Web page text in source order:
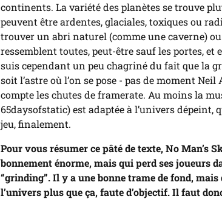
continents. La variété des planètes se trouve
peuvent être ardentes, glaciales, toxiques ou
trouver un abri naturel (comme une caverne)
ressemblent toutes, peut-être sauf les portes, et
suis cependant un peu chagriné du fait que la
soit l’astre où l’on se pose - pas de moment
compte les chutes de framerate. Au moins la
65daysofstatic) est adaptée à l’univers dépeint,
jeu, finalement.
Pour vous résumer ce pâté de texte, No Man’s
bonnement énorme, mais qui perd ses joueurs
“grinding”. Il y a une bonne trame de fond, mais
l’univers plus que ça, faute d’objectif. Il faut